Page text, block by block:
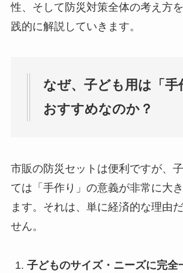
性、そして防災対策全体の考え方
践的に解説していきます。
なぜ、子ども用は「手
おすすめなのか？
市販の防災セットは便利ですが、
ては「手作り」の意義が非常に大
ます。それは、単に経済的な理由
せん。
子どものサイズ・ニーズに完全